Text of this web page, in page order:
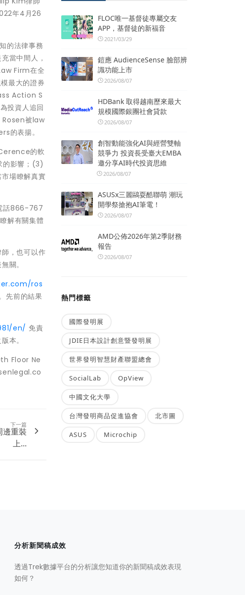
年4月26
的法律事務
當中間人，
Firm在全
最大的證券
Action S
投資人追回
Rosen被law
的表揚。
的軟
的影響；(3)
場瞭解真實
話866-767
解有關集體
，也可以作
關。
ros
先前的結果
en/ 免責
本。
Floor Ne
下一篇
邊重裝
上...
FLOC唯一基督徒專屬交友
APP，基督徒的新福音
2021/03/29
鎧應 AudienceSense 臉部辨
識功能上市
2026/08/07
HDBank 取得越南歷來最大
規模國際銀團社會貸款
2026/08/07
創智動能強化AI與經營雙軸
競爭力 投資長受臺大EMBA
邀分享AI時代投資思維
2026/08/07
ASUSx三麗鷗耍酷聯萌 潮玩
開學祭搶抱AI筆電！
2026/08/07
AMD公佈2026年第2季財務
報告
2026/08/07
熱門標籤
國際發明展
JDIE日本設計創意暨發明展
世界發明智慧財產聯盟總會
SocialLab OpView
中國文化大學
台灣發明商品促進協會 北市圖
ASUS Microchip
分析新聞稿成效
透過Trek數據平台的分析讓您知道你的新聞稿成效表現
如何？